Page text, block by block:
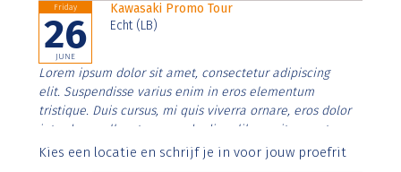
Friday
26
JUNE
Kawasaki Promo Tour
Echt (LB)
Lorem ipsum dolor sit amet, consectetur adipiscing
elit. Suspendisse varius enim in eros elementum
tristique. Duis cursus, mi quis viverra ornare, eros dolor
interdum nulla, ut commodo diam libero vitae erat.
Aenean faucibus nibh et justo cursus id rutrum lorem
Kies een locatie en schrijf je in voor jouw proefrit